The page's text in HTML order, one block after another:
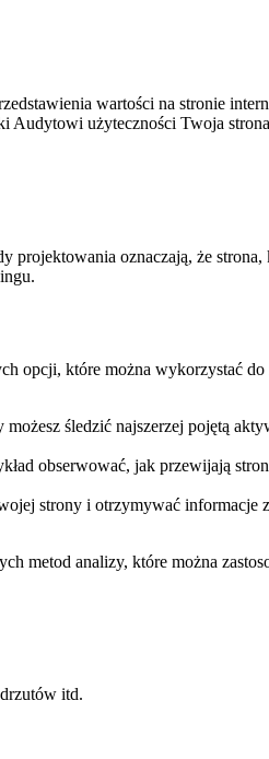
wartości na ⁣stronie
Audytowi użyteczności Twoja
projektowania oznaczają, ⁣że⁣
opcji, które można wykorzystać do
śledzić najszerzej pojętą
obserwować, jak przewijają
strony i otrzymywać informacje
metod analizy, które⁣ można
⁣itd.